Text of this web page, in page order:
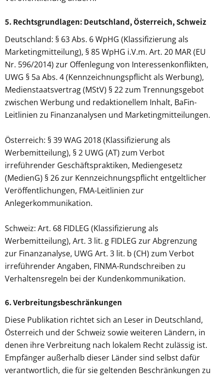
5. Rechtsgrundlagen: Deutschland, Österreich, Schweiz
Deutschland: § 63 Abs. 6 WpHG (Klassifizierung als
Marketingmitteilung), § 85 WpHG i.V.m. Art. 20 MAR (EU
Nr. 596/2014) zur Offenlegung von Interessenkonflikten,
UWG § 5a Abs. 4 (Kennzeichnungspflicht als Werbung),
Medienstaatsvertrag (MStV) § 22 zum Trennungsgebot
zwischen Werbung und redaktionellem Inhalt, BaFin-
Leitlinien zu Finanzanalysen und Marketingmitteilungen.
Österreich: § 39 WAG 2018 (Klassifizierung als
Werbemitteilung), § 2 UWG (AT) zum Verbot
irreführender Geschäftspraktiken, Mediengesetz
(MedienG) § 26 zur Kennzeichnungspflicht entgeltlicher
Veröffentlichungen, FMA-Leitlinien zur
Anlegerkommunikation.
Schweiz: Art. 68 FIDLEG (Klassifizierung als
Werbemitteilung), Art. 3 lit. g FIDLEG zur Abgrenzung
zur Finanzanalyse, UWG Art. 3 lit. b (CH) zum Verbot
irreführender Angaben, FINMA-Rundschreiben zu
Verhaltensregeln bei der Kundenkommunikation.
6. Verbreitungsbeschränkungen
Diese Publikation richtet sich an Leser in Deutschland,
Österreich und der Schweiz sowie weiteren Ländern, in
denen ihre Verbreitung nach lokalem Recht zulässig ist.
Empfänger außerhalb dieser Länder sind selbst dafür
verantwortlich, die für sie geltenden Beschränkungen zu